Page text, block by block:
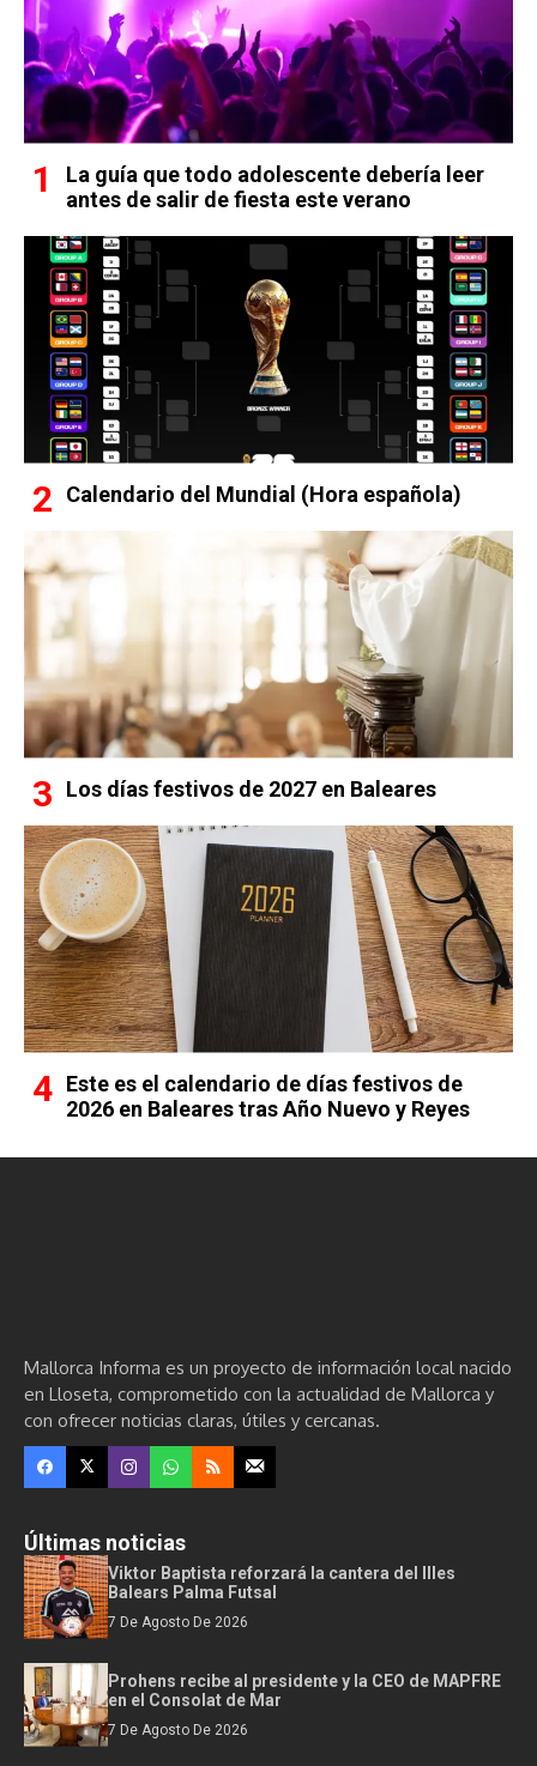
La guía que todo adolescente debería leer
antes de salir de fiesta este verano
Calendario del Mundial (Hora española)
Los días festivos de 2027 en Baleares
Este es el calendario de días festivos de
2026 en Baleares tras Año Nuevo y Reyes
Mallorca Informa es un proyecto de información local nacido
en Lloseta, comprometido con la actualidad de Mallorca y
con ofrecer noticias claras, útiles y cercanas.
Últimas noticias
Viktor Baptista reforzará la cantera del Illes
Balears Palma Futsal
7 De Agosto De 2026
Prohens recibe al presidente y la CEO de MAPFRE
en el Consolat de Mar
7 De Agosto De 2026